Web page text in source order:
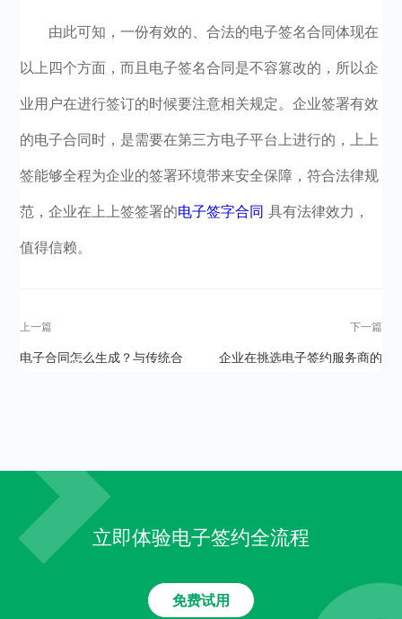
由此可知，一份有效的、合法的电子签名合同体现在
以上四个方面，而且电子签名合同是不容篡改的，所以企
业用户在进行签订的时候要注意相关规定。企业签署有效
的电子合同时，是需要在第三方电子平台上进行的，上上
签能够全程为企业的签署环境带来安全保障，符合法律规
范，企业在上上签签署的电子签字合同 具有法律效力，
值得信赖。
上一篇
电子合同怎么生成？与传统合
下一篇
企业在挑选电子签约服务商的
立即体验电子签约全流程
免费试用